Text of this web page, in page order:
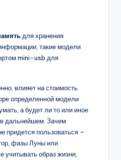
для хранения
такие модели
mini-usb для
влияет на стоимость
определенной модели
а будет ли то или иное
дальнейшем. Зачем
придется пользоваться –
фазы Луны или
учитывать образ жизни,